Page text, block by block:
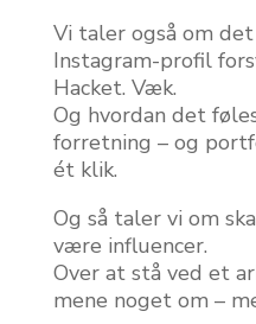
Vi taler også om
Instagram-profil
Hacket. Væk.
Og hvordan det
forretning – og
ét klik.
Og så taler vi om
være influencer.
Over at stå ved et
mene noget om –